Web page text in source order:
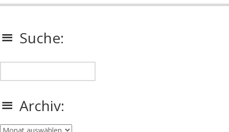
Suche:
Archiv:
Archiv: